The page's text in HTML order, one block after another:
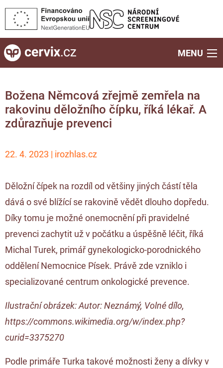
MENU
Božena Němcová zřejmě zemřela na
rakovinu děložního čípku, říká lékař. A
zdůrazňuje prevenci
22. 4. 2023 | irozhlas.cz
Děložní čípek na rozdíl od většiny jiných částí těla
dává o své blížící se rakovině vědět dlouho dopředu.
Díky tomu je možné onemocnění při pravidelné
prevenci zachytit už v počátku a úspěšně léčit, říká
Michal Turek, primář gynekologicko-porodnického
oddělení Nemocnice Písek. Právě zde vzniklo i
specializované centrum onkologické prevence.
Ilustrační obrázek: Autor: Neznámý, Volné dílo,
https://commons.wikimedia.org/w/index.php?
curid=3375270
Podle primáře Turka takové možnosti ženy a dívky v